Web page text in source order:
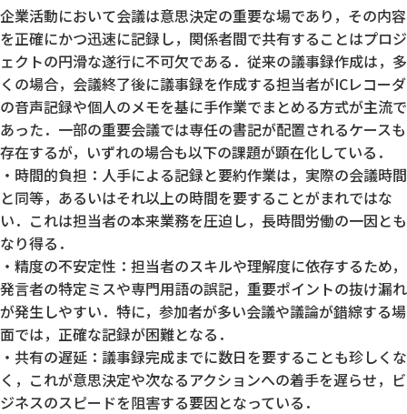
企業活動において会議は意思決定の重要な場であり，その内容
を正確にかつ迅速に記録し，関係者間で共有することはプロジ
ェクトの円滑な遂行に不可欠である．従来の議事録作成は，多
くの場合，会議終了後に議事録を作成する担当者がICレコーダ
の音声記録や個人のメモを基に手作業でまとめる方式が主流で
あった．一部の重要会議では専任の書記が配置されるケースも
存在するが，いずれの場合も以下の課題が顕在化している．
・時間的負担：人手による記録と要約作業は，実際の会議時間
と同等，あるいはそれ以上の時間を要することがまれではな
い．これは担当者の本来業務を圧迫し，長時間労働の一因とも
なり得る．
・精度の不安定性：担当者のスキルや理解度に依存するため，
発言者の特定ミスや専門用語の誤記，重要ポイントの抜け漏れ
が発生しやすい．特に，参加者が多い会議や議論が錯綜する場
面では，正確な記録が困難となる．
・共有の遅延：議事録完成までに数日を要することも珍しくな
く，これが意思決定や次なるアクションへの着手を遅らせ，ビ
ジネスのスピードを阻害する要因となっている．